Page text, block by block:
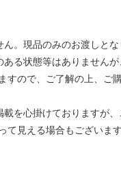
。現品のみのお渡しとな
る状態等はありませんが
すので、ご了解の上、ご
を心掛けておりますが、
て見える場合もございま